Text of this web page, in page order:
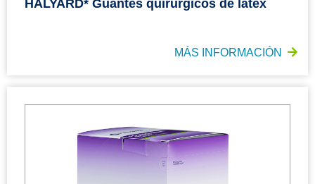
HALYARD* Guantes quirúrgicos de látex
MÁS INFORMACIÓN